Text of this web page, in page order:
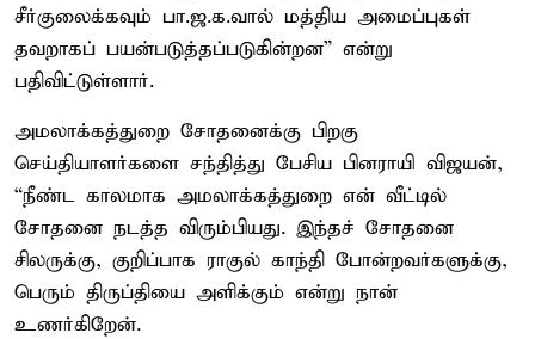
சீர்குலைக்கவும் பா.ஜ.க.வால் மத்திய அமைப்புகள்
தவறாகப் பயன்படுத்தப்படுகின்றன” என்று
பதிவிட்டுள்ளார்.
அமலாக்கத்துறை சோதனைக்கு பிறகு
செய்தியாளர்களை சந்தித்து பேசிய பினராயி விஜயன்,
“நீண்ட காலமாக அமலாக்கத்துறை என் வீட்டில்
சோதனை நடத்த விரும்பியது. இந்தச் சோதனை
சிலருக்கு, குறிப்பாக ராகுல் காந்தி போன்றவர்களுக்கு,
பெரும் திருப்தியை அளிக்கும் என்று நான்
உணர்கிறேன்.